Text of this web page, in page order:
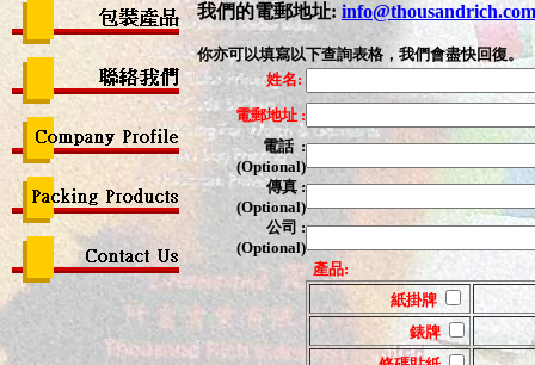
我們的電郵地址:
你亦可以填寫以下查詢表格，我們會盡快回復。
姓名:
電郵地址 :
電話 :
(Optional)
傳真 :
(Optional)
公司 :
(Optional)
產品:
紙掛牌
錶牌